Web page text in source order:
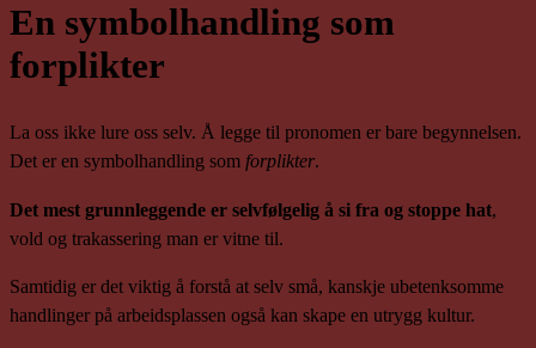
En symbolhandling som
forplikter
La oss ikke lure oss selv. Å legge til pronomen er bare begynnelsen.
Det er en symbolhandling som forplikter.
Det mest grunnleggende er selvfølgelig å si fra og stoppe hat,
vold og trakassering man er vitne til.
Samtidig er det viktig å forstå at selv små, kanskje ubetenksomme
handlinger på arbeidsplassen også kan skape en utrygg kultur.